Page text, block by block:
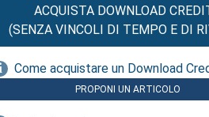
ACQUISTA DOWNLOAD
(SENZA VINCOLI DI TEMPO E DI
Come acquistare un Download
PROPONI UN ARTICOLO